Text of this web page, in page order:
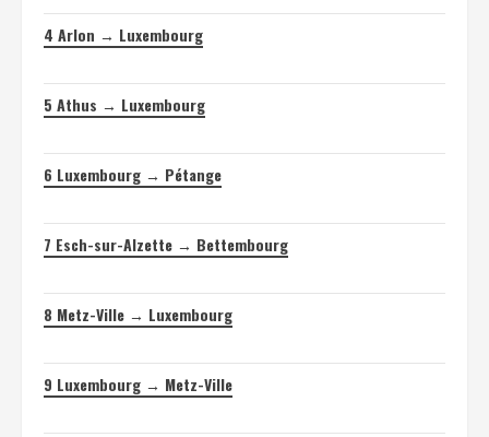
4 Arlon → Luxembourg
5 Athus → Luxembourg
6 Luxembourg → Pétange
7 Esch-sur-Alzette → Bettembourg
8 Metz-Ville → Luxembourg
9 Luxembourg → Metz-Ville